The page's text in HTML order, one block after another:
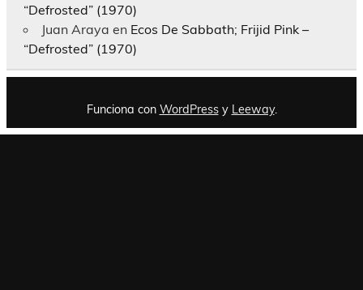
“Defrosted” (1970)
Juan Araya en Ecos De Sabbath; Frijid Pink –
“Defrosted” (1970)
Funciona con WordPressy Leeway.